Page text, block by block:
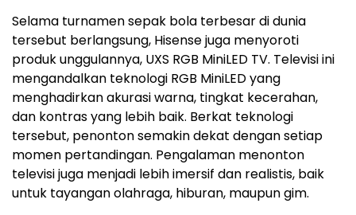
Selama turnamen sepak bola terbesar di dunia
tersebut berlangsung, Hisense juga menyoroti
produk unggulannya, UXS RGB MiniLED TV. Televisi ini
mengandalkan teknologi RGB MiniLED yang
menghadirkan akurasi warna, tingkat kecerahan,
dan kontras yang lebih baik. Berkat teknologi
tersebut, penonton semakin dekat dengan setiap
momen pertandingan. Pengalaman menonton
televisi juga menjadi lebih imersif dan realistis, baik
untuk tayangan olahraga, hiburan, maupun gim.